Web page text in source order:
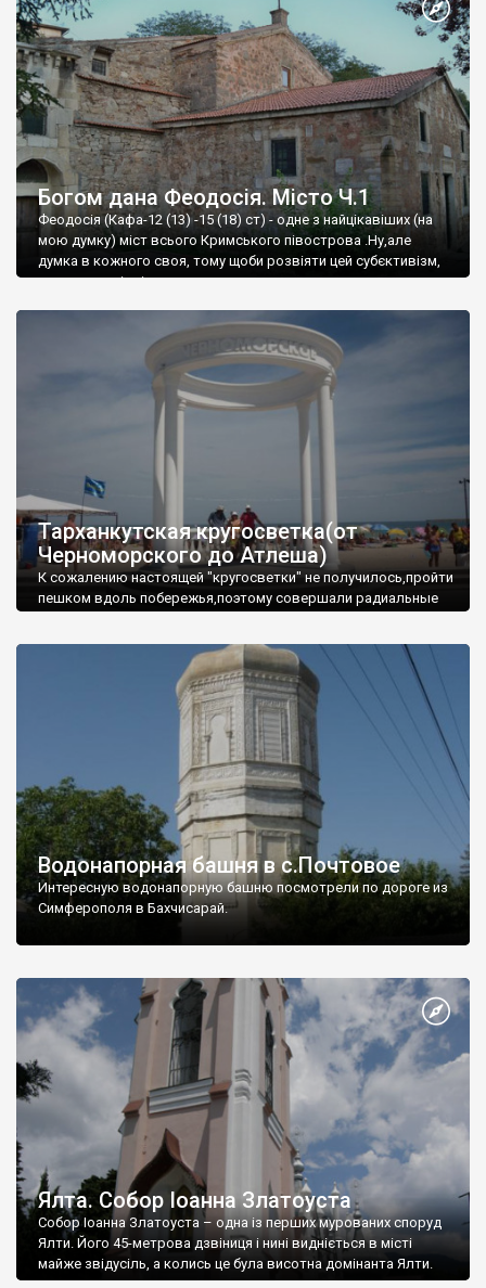
Богом дана Феодосія. Місто Ч.1
Феодосія (Кафа-12 (13) -15 (18) ст) - одне з найцікавіших (на
мою думку) міст всього Кримського півострова .Ну,але
думка в кожного своя, тому щоби розвіяти цей субєктивізм,
запрошую відвідати це
Тарханкутская кругосветка(от
Черноморского до Атлеша)
К сожалению настоящей "кругосветки" не получилось,пройти
пешком вдоль побережья,поэтому совершали радиальные
Водонапорная башня в с.Почтовое
Интересную водонапорную башню посмотрели по дороге из
Симферополя в Бахчисарай.
Ялта. Собор Іоанна Златоуста
Собор Іоанна Златоуста – одна із перших мурованих споруд
Ялти. Його 45-метрова дзвіниця і нині видніється в місті
майже звідусіль, а колись це була висотна домінанта Ялти.